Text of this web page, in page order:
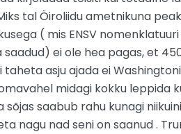
tal Öiroliidu ametnikuna
( mis ENSV
ei ole hea pagas, et
asju ajada ei
midagi kokku leppida
saabub rahu kunagi
nagu nad seni on saanud .